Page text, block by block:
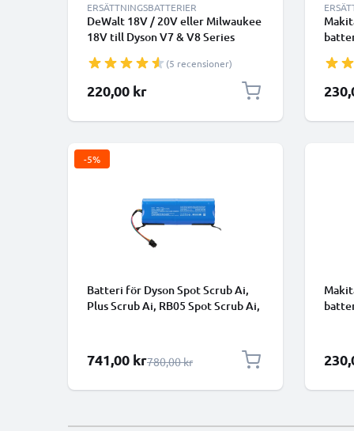
ERSÄTTNINGSBATTERIER
DeWalt 18V / 20V eller Milwaukee
18V till Dyson V7 & V8 Series
CELLONIC
(5 recensioner)
220,00 kr
-5%
Batteri för Dyson Spot Scrub Ai,
Plus Scrub Ai, RB05 Spot Scrub Ai,
Specialpris
741,00 krOrdinarie pris
780,00 kr